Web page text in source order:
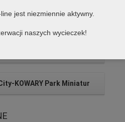
samolotowa
KOWARY Park Miniatur
jest niezmiennie aktywny.
naszych wycieczek!